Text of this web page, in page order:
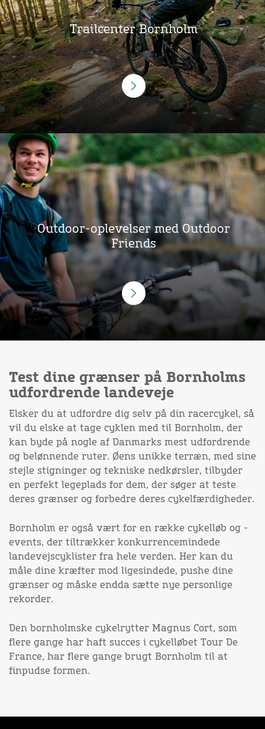
Trailcenter Bornholm
Outdoor-oplevelser med Outdoor
Friends
Test dine grænser på Bornholms
udfordrende landeveje
Elsker du at udfordre dig selv på din racercykel, så
vil du elske at tage cyklen med til Bornholm, der
kan byde på nogle af Danmarks mest udfordrende
og belønnende ruter. Øens unikke terræn, med sine
stejle stigninger og tekniske nedkørsler, tilbyder
en perfekt legeplads for dem, der søger at teste
deres grænser og forbedre deres cykelfærdigheder.
Bornholm er også vært for en række cykelløb og -
events, der tiltrækker konkurrencemindede
landevejscyklister fra hele verden. Her kan du
måle dine kræfter mod ligesindede, pushe dine
grænser og måske endda sætte nye personlige
rekorder.
Den bornholmske cykelrytter Magnus Cort, som
flere gange har haft succes i cykelløbet Tour De
France, har flere gange brugt Bornholm til at
finpudse formen.